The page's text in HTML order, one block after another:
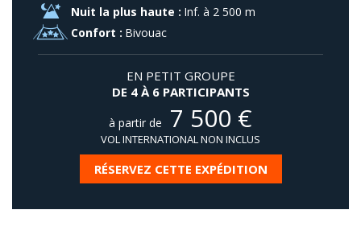
Nuit la plus haute : Inf. à 2 500 m
Confort : Bivouac
EN PETIT GROUPE
DE 4 À 6 PARTICIPANTS
à partir de 7 500 €
VOL INTERNATIONAL NON INCLUS
RÉSERVEZ CETTE EXPÉDITION